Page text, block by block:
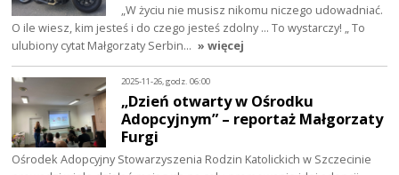
„W życiu nie musisz nikomu niczego udowadniać.
O ile wiesz, kim jesteś i do czego jesteś zdolny ... To wystarczy! „ To
ulubiony cytat Małgorzaty Serbin… » więcej
2025-11-26, godz. 06:00
„Dzień otwarty w Ośrodku
Adopcyjnym” – reportaż Małgorzaty
Furgi
Ośrodek Adopcyjny Stowarzyszenia Rodzin Katolickich w Szczecinie